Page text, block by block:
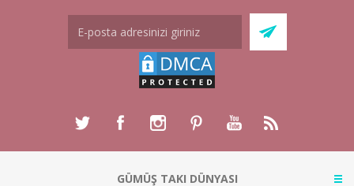
GÜMÜŞ TAKI DÜNYASI